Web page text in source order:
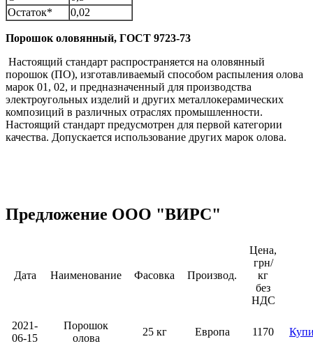
Остаток*
0,02
Порошок оловянный, ГОСТ 9723-73
Настоящий стандарт распространяется на оловянный
порошок (ПО), изготавливаемый способом распыления олова
марок 01, 02, и предназначенный для производства
электроугольных изделий и других металлокерамических
композиций в различных отраслях промышленности.
Настоящий стандарт предусмотрен для первой категории
качества. Допускается использование других марок олова.
Предложение ООО "BИPC"
Дата Наименование Фасовка Производ.
Цена,
грн/
кг
без
НДС
2021-
06-15
Порошок
олова
25 кг Европа 1170